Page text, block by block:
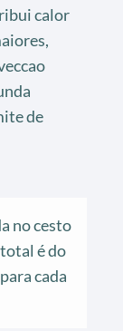
calor
de
no cesto
é do
cada